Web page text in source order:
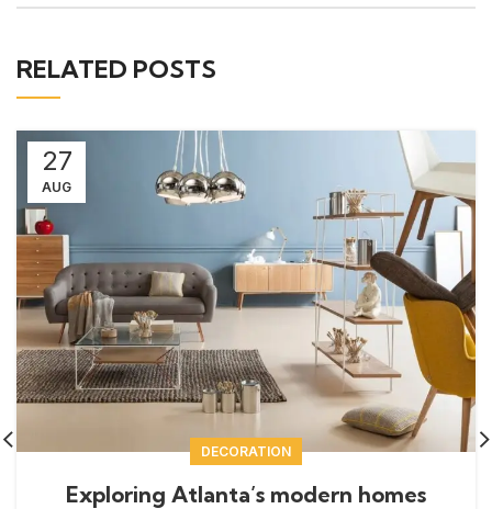
RELATED POSTS
27
AUG
DECORATION
Exploring Atlanta’s modern homes